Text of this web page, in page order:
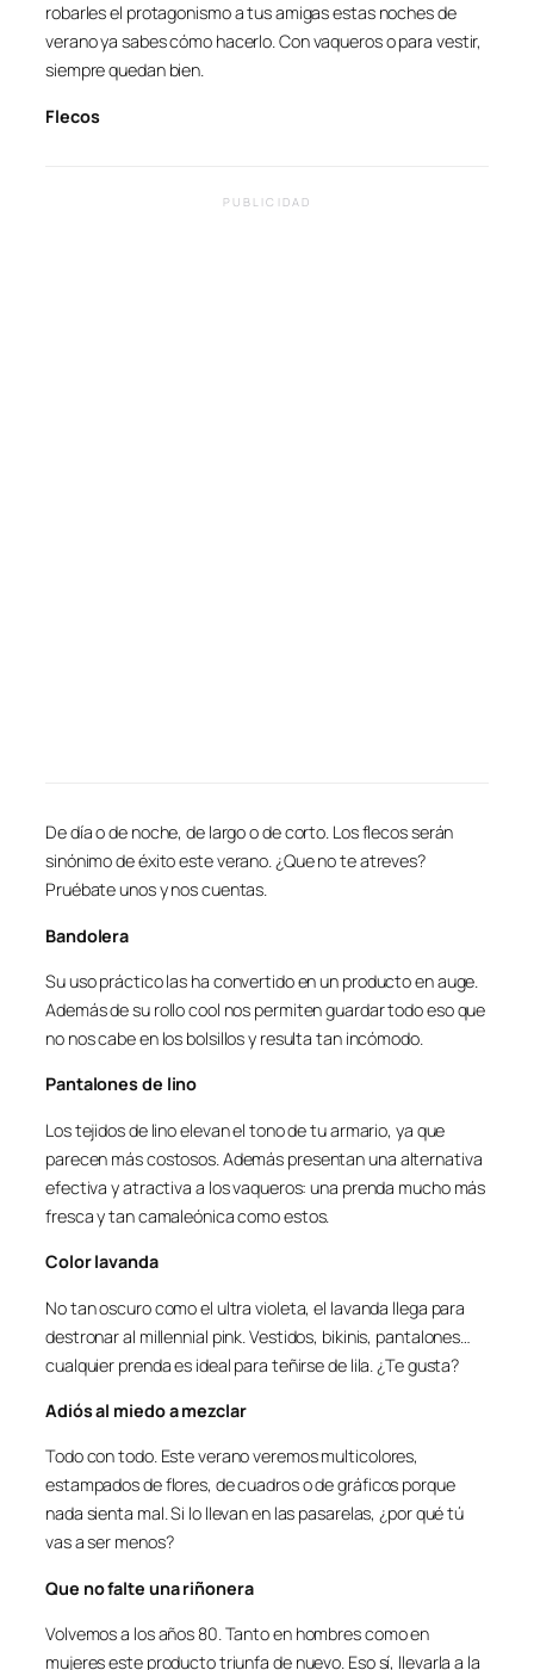
robarles el protagonismo a tus amigas estas noches de
verano ya sabes cómo hacerlo. Con vaqueros o para vestir,
siempre quedan bien.
Flecos
PUBLICIDAD
De día o de noche, de largo o de corto. Los flecos serán
sinónimo de éxito este verano. ¿Que no te atreves?
Pruébate unos y nos cuentas.
Bandolera
Su uso práctico las ha convertido en un producto en auge.
Además de su rollo cool nos permiten guardar todo eso que
no nos cabe en los bolsillos y resulta tan incómodo.
Pantalones de lino
Los tejidos de lino elevan el tono de tu armario, ya que
parecen más costosos. Además presentan una alternativa
efectiva y atractiva a los vaqueros: una prenda mucho más
fresca y tan camaleónica como estos.
Color lavanda
No tan oscuro como el ultra violeta, el lavanda llega para
destronar al millennial pink . Vestidos, bikinis, pantalones…
cualquier prenda es ideal para teñirse de lila. ¿Te gusta?
Adiós al miedo a mezclar
Todo con todo. Este verano veremos multicolores,
estampados de flores, de cuadros o de gráficos porque
nada sienta mal. Si lo llevan en las pasarelas, ¿por qué tú
vas a ser menos?
Que no falte una riñonera
Volvemos a los años 80. Tanto en hombres como en
mujeres este producto triunfa de nuevo. Eso sí, llevarla a la